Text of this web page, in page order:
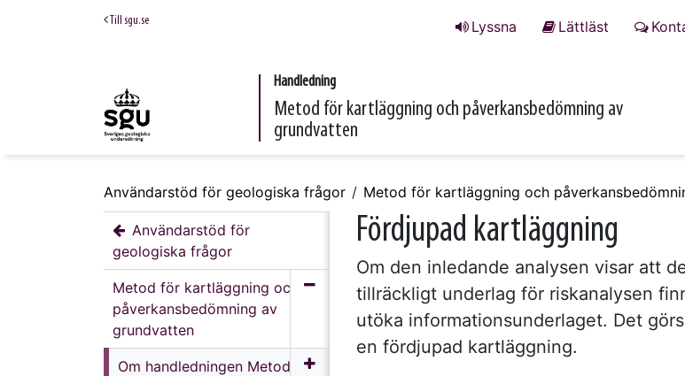
Till sgu.se Lyssna Lättläst
Handledning
Metod för kartläggning och påverkansbedömning av
grundvatten
Användarstöd för geologiska frågor Metod för kartläggning och
Användarstöd för
geologiska frågor
Metod för kartläggning och
påverkansbedömning av
grundvatten
Om handledningen Metod
Fördjupad kartläggning
Om den inledande analysen visar att
tillräckligt underlag för riskanalysen
utöka informationsunderlaget. Det
en fördjupad kartläggning.